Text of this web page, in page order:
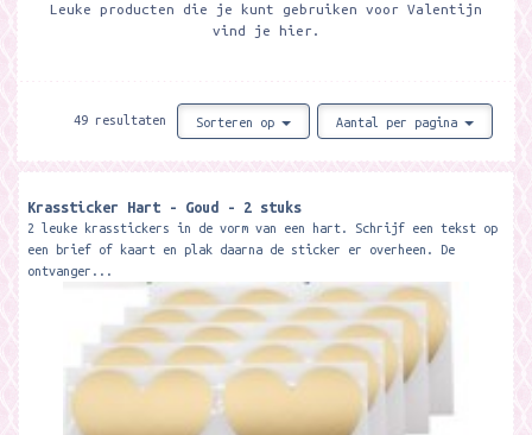
Leuke producten die je kunt gebruiken voor Valentijn
vind je hier.
49 resultaten Sorteren op Aantal per pagina
Krassticker Hart - Goud - 2 stuks
2 leuke krasstickers in de vorm van een hart. Schrijf een tekst op
een brief of kaart en plak daarna de sticker er overheen. De
ontvanger...